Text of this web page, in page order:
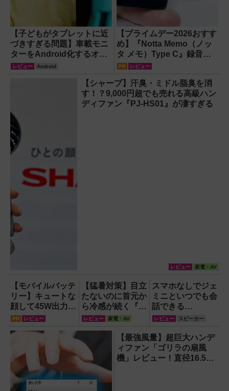
【子どもがタブレットに近
づきすぎる問題】車載モニ
ターをAndroid化するオッ
トキャスト「OTTOAIBOX
P3 Pro」を試してみた結果
レビュー Android
【プライムデー2026おすす
め】『Notta Memo（ノッ
タ メモ）Type C』録音か
らAI自動文字起こし・翻
訳・要約までこなすAIボイ
スレコーダー！【議事録作
成】
PR レビュー
【シャープ】汗臭・ミドル脂臭を消
す！？9,000円超でも売れる高級ハン
ディファン『PJ-HS01』が凄すぎる
レビュー 家電・AV
【モバイルバッテ
リー】キュートな
顔して45W出力＆
4台同時充電の本
格派『RORRY
CharmGo オール
インミニ』でスマ
ホもモバイルファ
ンもノートPCも
安心
PR レビュー
【猛暑対策】目立
たないのに首元か
ら冷感が続く『レ
オン ポケット6 』
なら、満員電車で
も涼しい顔！
レビュー 家電・AV
スマホなしでジェ
ミニといつでも会
話できる
『Google Home
スピーカー』で未
来がわが家にやっ
てきた！【なぜな
ぜ期対策にも】
レビュー スピーカー
【最強風量】超巨大ハンデ
ィファン「ゴリラの扇風
機」レビュー！直径16.5cm